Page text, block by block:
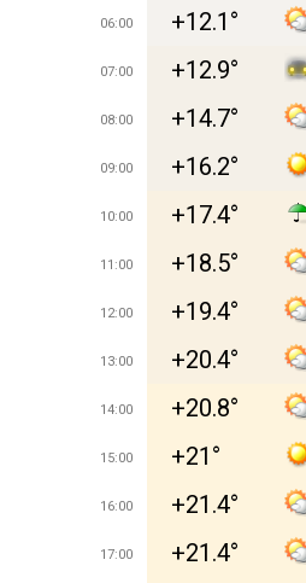
06:00 +12.1°
07:00 +12.9°
08:00 +14.7°
09:00 +16.2°
10:00 +17.4°
11:00 +18.5°
12:00 +19.4°
13:00 +20.4°
14:00 +20.8°
15:00 +21°
16:00 +21.4°
17:00 +21.4°